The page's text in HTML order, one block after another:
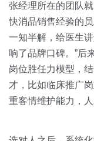
张经理所在的团队
快消品销售经验的
一知半解，给医生
响了品牌口碑。”后
岗位胜任力模型，
才，比如临床推广
重客情维护能力，